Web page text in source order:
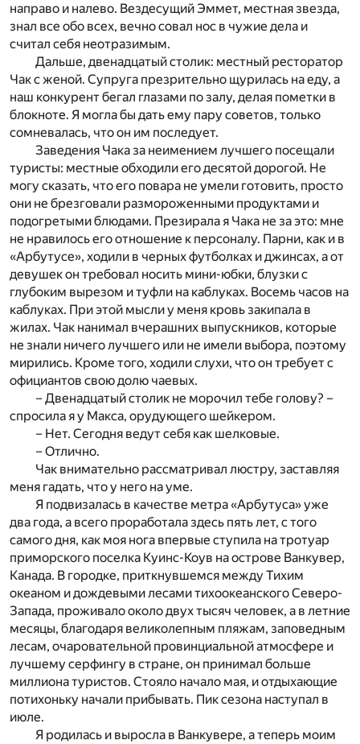
направо и налево. Вездесущий Эммет, местная звезда,
знал все обо всех, вечно совал нос в чужие дела и
считал себя неотразимым.
Дальше, двенадцатый столик: местный ресторатор
Чак с женой. Супруга презрительно щурилась на еду, а
наш конкурент бегал глазами по залу, делая пометки в
блокноте. Я могла бы дать ему пару советов, только
сомневалась, что он им последует.
Заведения Чака за неимением лучшего посещали
туристы: местные обходили его десятой дорогой. Не
могу сказать, что его повара не умели готовить, просто
они не брезговали размороженными продуктами и
подогретыми блюдами. Презирала я Чака не за это: мне
не нравилось его отношение к персоналу. Парни, как и в
«Арбутусе», ходили в черных футболках и джинсах, а от
девушек он требовал носить мини-юбки, блузки с
глубоким вырезом и туфли на каблуках. Восемь часов на
каблуках. При этой мысли у меня кровь закипала в
жилах. Чак нанимал вчерашних выпускников, которые
не знали ничего лучшего или не имели выбора, поэтому
мирились. Кроме того, ходили слухи, что он требует с
официантов свою долю чаевых.
– Двенадцатый столик не морочил тебе голову? –
спросила я у Макса, орудующего шейкером.
– Нет. Сегодня ведут себя как шелковые.
– Отлично.
Чак внимательно рассматривал люстру, заставляя
меня гадать, что у него на уме.
Я подвизалась в качестве метра «Арбутуса» уже
два года, а всего проработала здесь пять лет, с того
самого дня, как моя нога впервые ступила на тротуар
приморского поселка Куинс-Коув на острове Ванкувер,
Канада. В городке, приткнувшемся между Тихим
океаном и дождевыми лесами тихоокеанского Северо-
Запада, проживало около двух тысяч человек, а в летние
месяцы, благодаря великолепным пляжам, заповедным
лесам, очаровательной провинциальной атмосфере и
лучшему серфингу в стране, он принимал больше
миллиона туристов. Стояло начало мая, и отдыхающие
потихоньку начали прибывать. Пик сезона наступал в
июле.
Я родилась и выросла в Ванкувере, а теперь моим